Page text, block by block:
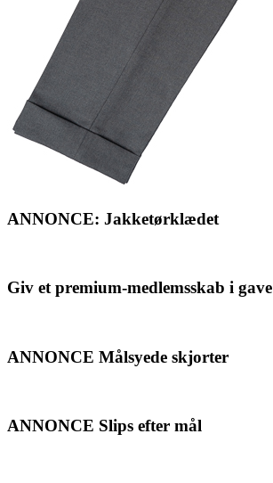
ANNONCE: Jakketørklædet
Giv et premium-medlemsskab i gave
ANNONCE Målsyede skjorter
ANNONCE Slips efter mål